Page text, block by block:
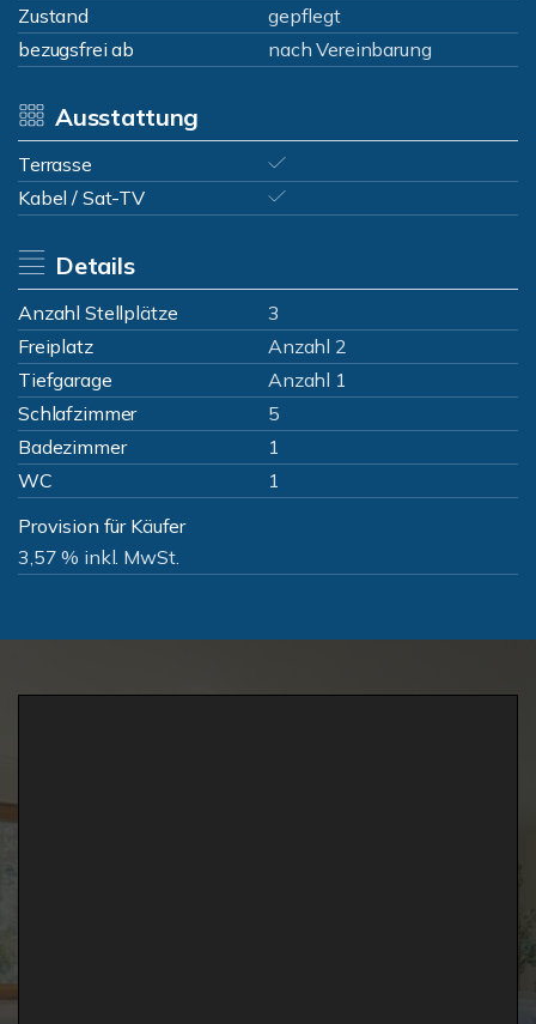
Zustand
gepflegt
bezugsfrei ab
nach Vereinbarung
Ausstattung
Terrasse
Kabel / Sat-TV
Details
Anzahl Stellplätze
3
Freiplatz
Anzahl 2
Tiefgarage
Anzahl 1
Schlafzimmer
5
Badezimmer
1
WC
1
Provision für Käufer
3,57 % inkl. MwSt.